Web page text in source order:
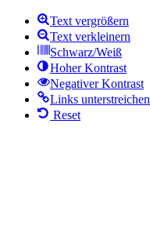
Text vergrößern
Text verkleinern
Schwarz/Weiß
Hoher Kontrast
Negativer Kontrast
Links unterstreichen
Reset